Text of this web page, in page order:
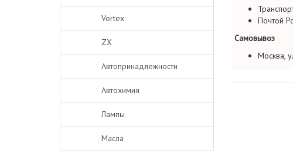
Vortex
ZX
Автопринадлежности
Автохимия
Лампы
Масла
Почтой
Самовывоз
Москва,